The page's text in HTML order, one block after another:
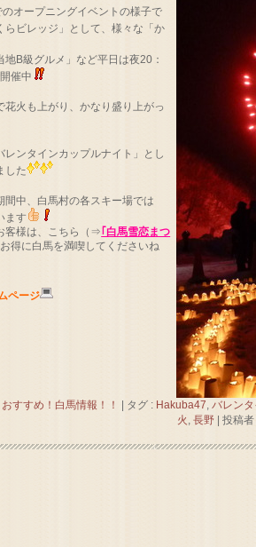
オープニングイベントの様子で
らビレッジ」として、様々な「か
地B級グルメ」など平日は夜20：
催中
火も上がり、かなり盛り上がっ
ンタインカップルナイト」とし
した
間中、白馬村の各スキー場では
ます
客様は、こちら（⇒｢白馬雪恋まつ
得に白馬を満喫してくださいね
ページ
おすすめ！白馬情報！！ タグ : Hakuba47, バレンタ
火 , 長野 投稿